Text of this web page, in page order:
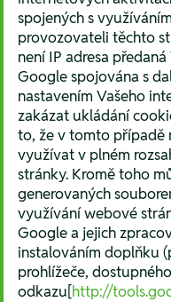
spojených s
provozovateli těchto
není IP adresa
Google spojována s
nastavením Vašeho
zakázat ukládání
to, že v tomto případě
využívat v plném
stránky. Kromě toho
generovaných
využívání webové
Google a jejich
instalováním doplňku
prohlížeče,
odkazu[http://